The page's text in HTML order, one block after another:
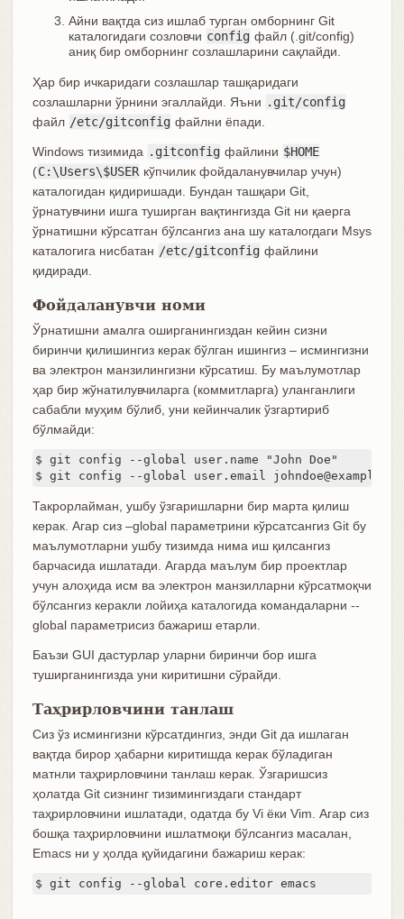
Айни вақтда сиз ишлаб турган омборнинг Git
каталогидаги созловчи config файл (.git/config)
аниқ бир омборнинг созлашларини сақлайди.
Ҳар бир ичкаридаги созлашлар ташқаридаги
созлашларни ўрнини эгаллайди. Яъни .git/config
файл /etc/gitconfig файлни ёпади.
Windows тизимида .gitconfig файлини $HOME
(C:\Users\$USER кўпчилик фойдаланувчилар учун)
каталогидан қидиришади. Бундан ташқари Git,
ўрнатувчини ишга туширган вақтингизда Git ни қаерга
ўрнатишни кўрсатган бўлсангиз ана шу каталогдаги Msys
каталогига нисбатан /etc/gitconfig файлини
қидиради.
Фойдаланувчи номи
Ўрнатишни амалга оширганингиздан кейин сизни
биринчи қилишингиз керак бўлган ишингиз – исмингизни
ва электрон манзилингизни кўрсатиш. Бу маълумотлар
ҳар бир жўнатилувчиларга (коммитларга) уланганлиги
сабабли муҳим бўлиб, уни кейинчалик ўзгартириб
бўлмайди:
$ git config --global user.name "John Doe"
$ git config --global user.email
Такрорлайман, ушбу ўзгаришларни бир марта қилиш
керак. Агар сиз –global параметрини кўрсатсангиз Git бу
маълумотларни ушбу тизимда нима иш қилсангиз
барчасида ишлатади. Агарда маълум бир проектлар
учун алоҳида исм ва электрон манзилларни кўрсатмоқчи
бўлсангиз керакли лойиҳа каталогида командаларни --
global параметрисиз бажариш етарли.
Баъзи GUI дастурлар уларни биринчи бор ишга
туширганингизда уни киритишни сўрайди.
Таҳрирловчини танлаш
Сиз ўз исмингизни кўрсатдингиз, энди Git да ишлаган
вақтда бирор ҳабарни киритишда керак бўладиган
матнли таҳрирловчини танлаш керак. Ўзгаришсиз
ҳолатда Git сизнинг тизимингиздаги стандарт
таҳрирловчини ишлатади, одатда бу Vi ёки Vim. Агар сиз
бошқа таҳрирловчини ишлатмоқи бўлсангиз масалан,
Emacs ни у ҳолда қуйидагини бажариш керак:
$ git config --global core.editor emacs